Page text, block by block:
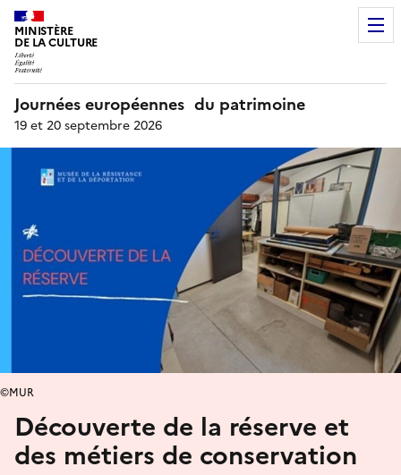
MINISTÈRE
DE LA CULTURE
Journées européennes du patrimoine
19 et 20 septembre 2026
Découverte de la réserve et
des métiers de conservation
©MUR